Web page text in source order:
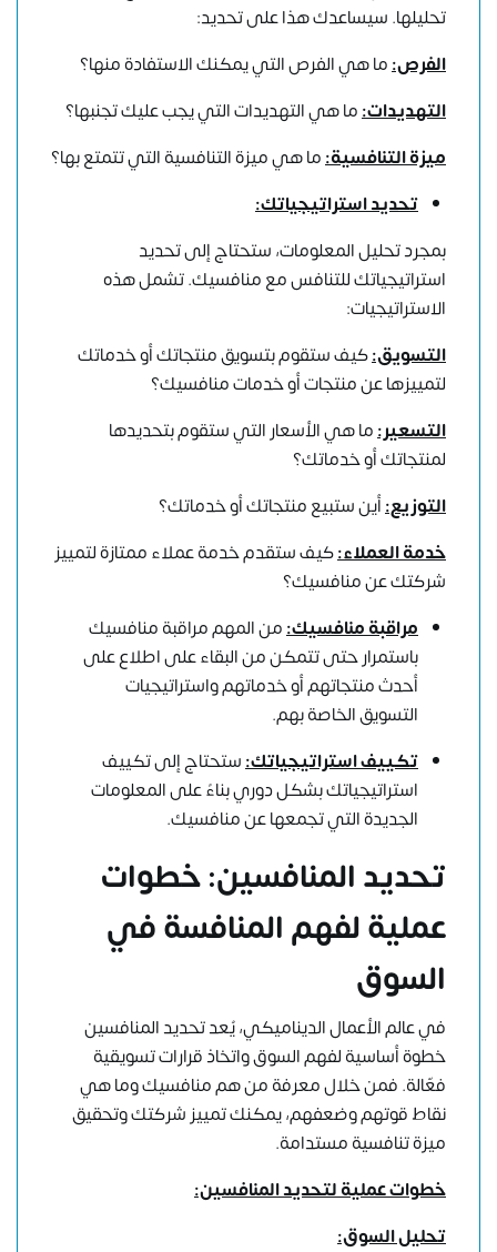
تحليلها. سيساعدك هذا على تحديد:
الفرص:ما هي الفرص التي يمكنك الاستفادة منها؟
التهديدات:ما هي التهديدات التي يجب عليك تجنبها؟
ميزة التنافسية:ما هي ميزة التنافسية التي تتمتع بها؟
تحديد استراتيجياتك:
بمجرد تحليل المعلومات، ستحتاج إلى تحديد
استراتيجياتك للتنافس مع منافسيك. تشمل هذه
الاستراتيجيات:
التسويق:كيف ستقوم بتسويق منتجاتك أو خدماتك
لتمييزها عن منتجات أو خدمات منافسيك؟
التسعير:ما هي الأسعار التي ستقوم بتحديدها
لمنتجاتك أو خدماتك؟
التوزيع:أين ستبيع منتجاتك أو خدماتك؟
خدمة العملاء:كيف ستقدم خدمة عملاء ممتازة لتمييز
شركتك عن منافسيك؟
مراقبة منافسيك:من المهم مراقبة منافسيك
باستمرار حتى تتمكن من البقاء على اطلاع على
أحدث منتجاتهم أو خدماتهم واستراتيجيات
التسويق الخاصة بهم.
تكييف استراتيجياتك:ستحتاج إلى تكييف
استراتيجياتك بشكل دوري بناءً على المعلومات
الجديدة التي تجمعها عن منافسيك.
تحديد المنافسين: خطوات
عملية لفهم المنافسة في
السوق
في عالم الأعمال الديناميكي، يُعد تحديد المنافسين
خطوة أساسية لفهم السوق واتخاذ قرارات تسويقية
فعّالة. فمن خلال معرفة من هم منافسيك وما هي
نقاط قوتهم وضعفهم، يمكنك تمييز شركتك وتحقيق
ميزة تنافسية مستدامة.
خطوات عملية لتحديد المنافسين:
تحليل السوق: